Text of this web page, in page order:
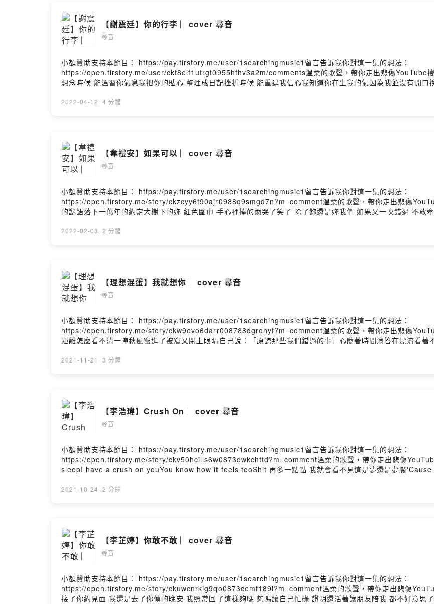
【謝震廷】你的行李 ︳cover 尋音
尋音
小額贊助支持本節目： https://pay.firstory.me/user/1searchingmusic1留言告訴我你對這一集的想法：
https://open.firstory.me/user/ckt8eif1utrgt0955hfhv3a2m/comments溫柔的歌聲，帶你走出悲傷YouTube
想念時候 能溫習你氣息我把你的貼心 整理成日記挫折時候 能重建我信心我知道你在生我的氣因為我並沒有開
好不容易我的心裡 已經打包好我們的感情沒想到愛你卻只能用離開 代替原諒我為你付出的勇氣你的行李 我替你
2022-04-12 · 4 分鐘
【韋禮安】如果可以 ︳cover 尋音
尋音
小額贊助支持本節目： https://pay.firstory.me/user/1searchingmusic1留言告訴我你對這一集的想法：
https://open.firstory.me/story/ckzcyy6t90ajr0988q9smgd7n?m=comment溫柔的歌聲，帶你走出悲傷
的謎語落下一萬年的約定大樹下的妳 紅色圍巾 手心裡捧的雨哭了笑了 除了妳還是妳我們 如果又一次錯過 不敢
線劃過 深藏輪迴的秘密 我揮霍運氣因為妳 才讓我 背對命運不害怕靠近了 相信了 到底我們愛得有多狼狽暴雨狂
2022-02-08 · 2 分鐘
【理想混蛋】我就想你 ︳cover 尋音
尋音
小額贊助支持本節目： https://pay.firstory.me/user/1searchingmusic1留言告訴我你對這一集的想法：
https://open.firstory.me/story/ckw9evo6darr008788dgrohyf?m=comment溫柔的歌聲，帶你走出悲傷
距離怎麼看不清一陣秋風竄進了被窩又閉上眼睛自己說：「原諒那些我們錯過的事」心隨著時間滴答在漂流看
意我只是在意你有沒有一樣在意我到頭來，想著你的笑容是我最幸福的時候又同樣回到上一個下不停的大雨中左
Powered by Firstory Hosting
2021-11-21 · 3 分鐘
【李浩瑋】Crush On ︳cover 尋音
尋音
小額贊助支持本節目： https://pay.firstory.me/user/1searchingmusic1留言告訴我你對這一集的想法：
https://open.firstory.me/story/ckv50hcills6w0873dwkchttd?m=comment溫柔的歌聲，帶你走出悲傷
sleepI have a crush on youYou know how it feels tooShit 再多一點點 我就會看不見這是夢還是夢饜
睛多希望這一刻不是一個夏天而已多希望這一刻不是一個夏天而已多希望這一刻不是一個夏天而已Powered by
2021-10-24 · 2 分鐘
【李芷婷】你敢不敢 ︳cover 尋音
尋音
小額贊助支持本節目： https://pay.firstory.me/user/1searchingmusic1留言告訴我你對這一集的想法：
https://open.firstory.me/story/ckuwcnrkig9qo0873cemf189l?m=comment溫柔的歌聲，帶你走出悲傷
接了你約見面 我還是去了你傳的晚安 我照常回了這樣夠嗎 夠嗎讓自己忙碌 證明還活著讓朋友陪我 都不好意思